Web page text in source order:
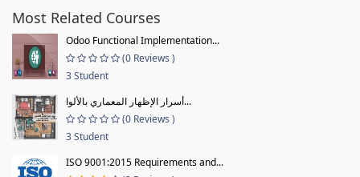
Most Related Courses
Odoo Functional Implementation...
(0 Reviews )
3 Student
أسرار الإظهار المعماري بالألوا...
(0 Reviews )
3 Student
ISO 9001:2015 Requirements and...